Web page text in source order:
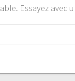
Essayez avec